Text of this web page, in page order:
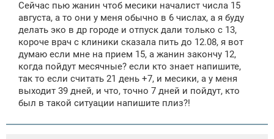
Сейчас пью жанин чтоб месики началист числа 15
августа, а то они у меня обычно в 6 числах, а я буду
делать эко в др городе и отпуск дали только с 13,
короче врач с клиники сказала пить до 12.08, я вот
думаю если мне на прием 15, а жанин закончу 12,
когда пойдут месячные? если кто знает напишите,
так то если считать 21 день +7, и месики, а у меня
выходит 39 дней, и что, точно 7 дней и пойдут, кто
был в такой ситуации напишите плиз?!